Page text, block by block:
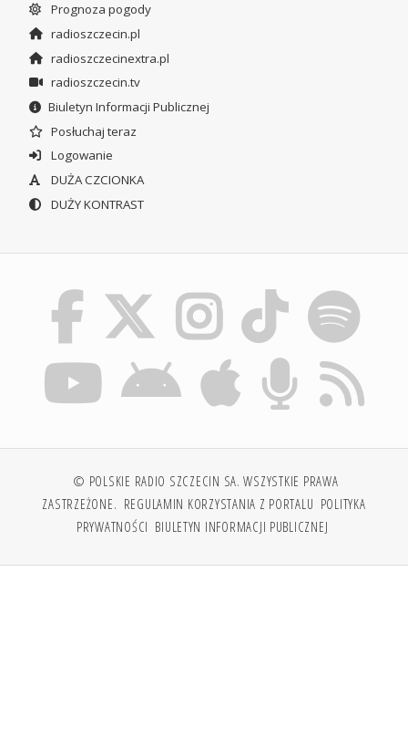
Prognoza pogody
radioszczecin.pl
radioszczecinextra.pl
radioszczecin.tv
Biuletyn Informacji Publicznej
Posłuchaj teraz
Logowanie
DUŻA CZCIONKA
DUŻY KONTRAST
© POLSKIE RADIO SZCZECIN SA. WSZYSTKIE PRAWA
ZASTRZEŻONE. REGULAMIN KORZYSTANIA Z PORTALU POLITYKA
PRYWATNOŚCI BIULETYN INFORMACJI PUBLICZNEJ